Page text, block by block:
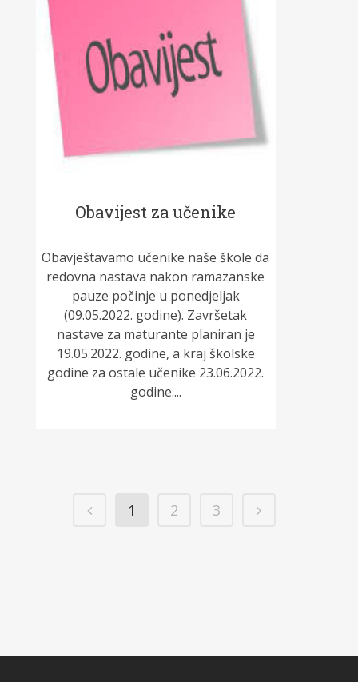
Obavijest za učenike
Obavještavamo učenike naše škole da
redovna nastava nakon ramazanske
pauze počinje u ponedjeljak
(09.05.2022. godine). Završetak
nastave za maturante planiran je
19.05.2022. godine, a kraj školske
godine za ostale učenike 23.06.2022.
godine....
1 2 3